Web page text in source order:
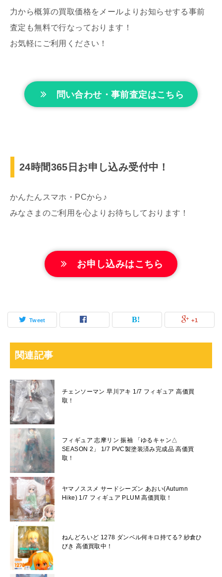
力から概算の買取価格をメールよりお知らせする事前
査定も無料で行なっております！
お気軽にご利用ください！
問い合わせ・事前査定はこちら
24時間365日お申し込み受付中！
かんたんスマホ・PCから♪
みなさまのご利用を心よりお待ちしております！
お申し込みはこちら
Tweet +1
関連記事
チェンソーマン 早川アキ 1/7 フィギュア 高価買
取！
フィギュア 志摩リン 振袖 「ゆるキャン△
SEASON 2」 1/7 PVC製塗装済み完成品 高価買
取！
ヤマノススメ サードシーズン あおい(Autumn
Hike) 1/7 フィギュア PLUM 高価買取！
ねんどろいど 1278 ダンベル何キロ持てる? 紗倉ひ
びき 高価買取中！